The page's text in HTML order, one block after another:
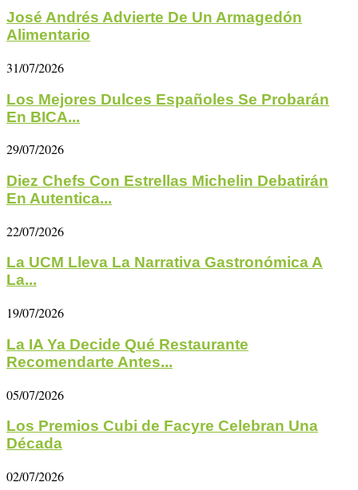
José Andrés Advierte De Un Armagedón
Alimentario
31/07/2026
Los Mejores Dulces Españoles Se Probarán
En BICA...
29/07/2026
Diez Chefs Con Estrellas Michelin Debatirán
En Autentica...
22/07/2026
La UCM Lleva La Narrativa Gastronómica A
La...
19/07/2026
La IA Ya Decide Qué Restaurante
Recomendarte Antes...
05/07/2026
Los Premios Cubi de Facyre Celebran Una
Década
02/07/2026